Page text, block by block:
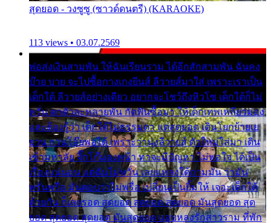
สุดยอด - วงซูซู (ซาวด์ดนตรี) (KARAOKE)
113 views • 03.07.2569
พ่อส่งเงินสามพัน ให้ฉันเรียนราม ได้อีกสักสามพัน ฉันคง
บ๊าย บาย จะไปซื้อกางเกงยีนส์ ลีวายส์มาใส่ เพราะเราเป็น
เด็กใต้ ลีวายส์อย่างเดียว อยากจะโชว์ถึงหิวโซ เด็กใต้ก็ไม่
หวั่น ตกตัวละหลายพัน กัดฟันซื้อมา ให้เด็กเทพเหลียวมอง
และต้องรู้ว่า เด็กใต้ไม่ธรรมดา แต่สุดยอด เดินโยกย้ายเย
ยวน กวนโอ๊ยพอได้ เพราะว่านุ่งลีวายส์ ตัวใหม่ใส่มา เดิน
เข้ามหาลัย จิ๊กโก๊มองหน้า ท่าจะมีปัญหา ไม่พอใจ ได้เป็น
เรื่องแน่นอน แต่ฉันไม่หวั่น เลยแหลงใต้ถามมัน ว่ามัน
พรั่นพรือ มันตอบว่าไม่พรื่อ เปลี่ยนเป็นยิ้มให้ เจอะเด็กใต้
ด้วยกัน ก็เลยรอด สุดยอด สุดยอด สุดยอด มันสุดยอด สุด
ยอด สุดยอด สุดยอด มันสุดยอด แอบหลงรักสาวราม ที่พัก